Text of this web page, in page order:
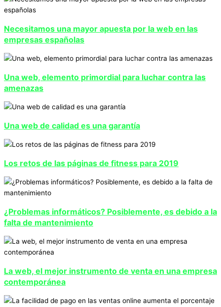
Necesitamos una mayor apuesta por la web en las
empresas españolas
Una web, elemento primordial para luchar contra las
amenazas
Una web de calidad es una garantía
Los retos de las páginas de fitness para 2019
¿Problemas informáticos? Posiblemente, es debido a la
falta de mantenimiento
La web, el mejor instrumento de venta en una empresa
contemporánea